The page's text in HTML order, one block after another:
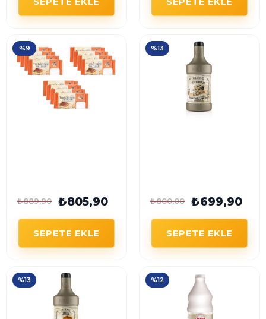
₺805,90
₺889,90
SEPETE EKLE
%9
₺699,90
₺800,00
SEPETE EKLE
%13
%13 %12